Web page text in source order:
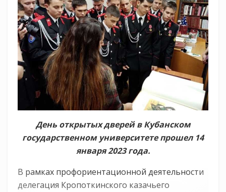
День открытых дверей в Кубанском
государственном университете прошел 14
января 2023 года.
В рамках профориентационной деятельности
делегация Кропоткинского казачьего